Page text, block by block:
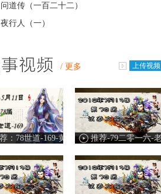
问道传（一百二十二）
夜行人（一）
/ 更多 上传视频
推荐：78世道-169-黄埔-新时空vs钱塘 覆天